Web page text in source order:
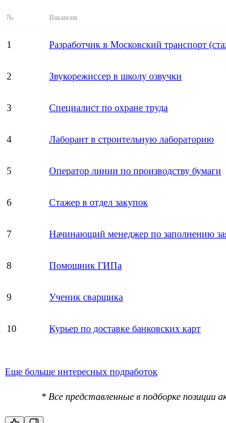
№ Вакансия
1 Разработчик в Московский транспорт
2 Звукорежиссер в школу озвучки
3 Специалист по охране труда
4 Лаборант в строительную лабораторию
5 Оператор линии по производству бумаги
6 Стажер в отдел закупок
7 Начинающий менеджер по заполнению
8 Помощник ГИПа
9 Ученик сварщика
10 Курьер по доставке банковских карт
Еще больше интересных подработок
* Все представленные в подборке позиции